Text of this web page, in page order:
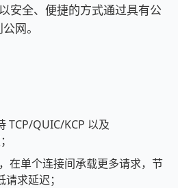
安全、便捷的方式通过具有公
网。
TCP/QUIC/KCP 以及
在单个连接间承载更多请求，节
求延迟；